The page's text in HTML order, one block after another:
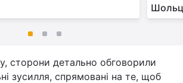
сторони детально обговорили
зусилля, спрямовані на те, щоб